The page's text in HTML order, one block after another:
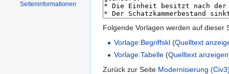
Folgende Vorlagen werden auf dieser
Vorlage:Begriffskl (Quelltext
Vorlage:Tabelle (Quelltext anzeigen
Zurück zur Seite Modernisierung
Seiten­informationen